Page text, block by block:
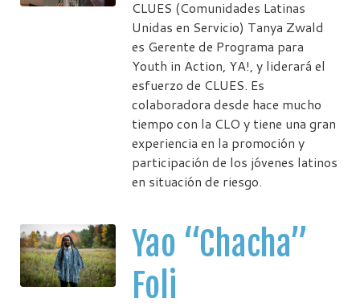
CLUES (Comunidades Latinas
Unidas en Servicio) Tanya Zwald
es Gerente de Programa para
Youth in Action, YA!, y liderará el
esfuerzo de CLUES. Es
colaboradora desde hace mucho
tiempo con la CLO y tiene una gran
experiencia en la promoción y
participación de los jóvenes latinos
en situación de riesgo.
Yao “Chacha”
Foli